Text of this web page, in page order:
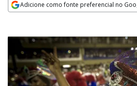
Adicione como fonte preferencial no